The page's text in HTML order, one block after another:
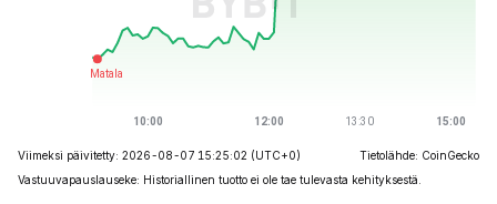
Viimeksi päivitetty: 2026-08-07 15:25:02 (UTC+0)
Tietolähde: CoinGecko
Vastuuvapauslauseke: Historiallinen tuotto ei ole tae tulevasta kehityksestä.